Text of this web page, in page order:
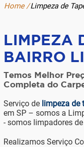
Home /Limpeza de
LIMPEZA
BAIRRO
Temos Melhor
Completa do
Serviço de limpeza de
em SP – somos a
- somos limpadores
Realizamos Serviço